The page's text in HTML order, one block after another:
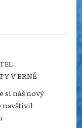
V BRNĚ
si náš nový
navštívil